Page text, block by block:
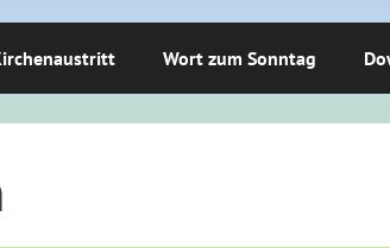
Wort zum Sonntag